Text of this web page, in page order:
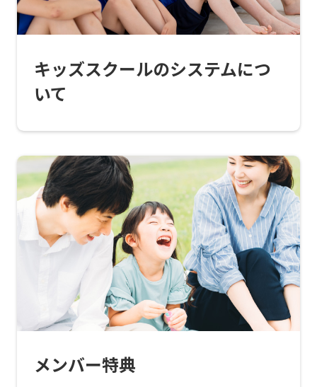
キッズスクールのシステムにつ
いて
メンバー特典
if
you
use
an
the
Japanese
version
of
this
website
will
be